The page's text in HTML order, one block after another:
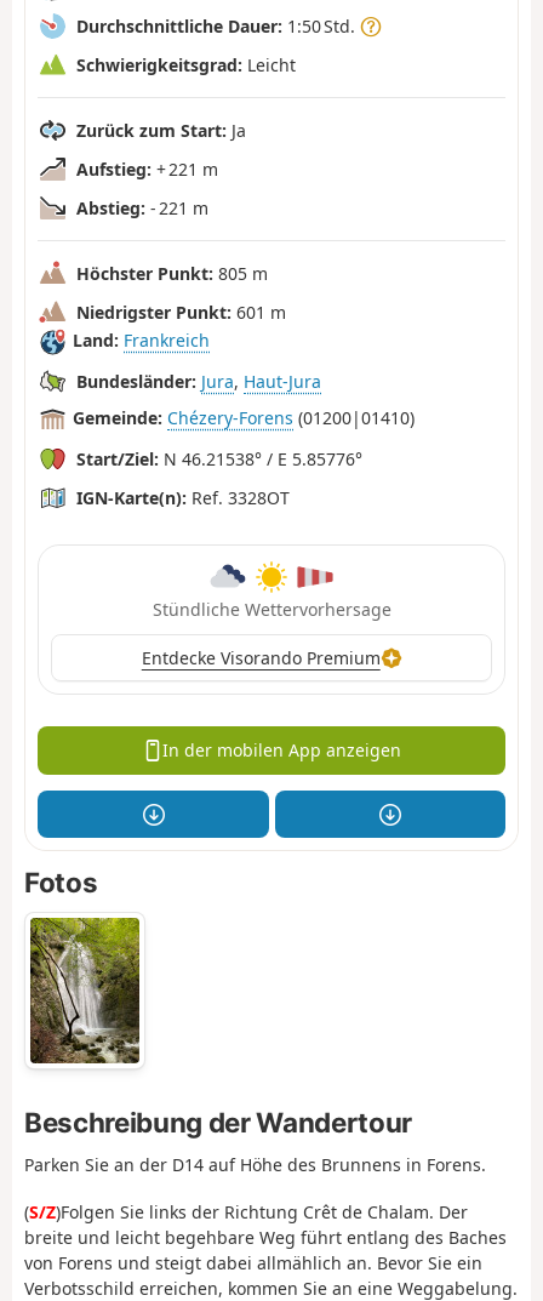
Durchschnittliche Dauer: 1:50 Std.
Schwierigkeitsgrad: Leicht
Zurück zum Start: Ja
Aufstieg: + 221 m
Abstieg: - 221 m
Höchster Punkt: 805 m
Niedrigster Punkt: 601 m
Land: Frankreich
Bundesländer: Jura, Haut-Jura
Gemeinde: Chézery-Forens (01200|01410)
Start/Ziel: N 46.21538° / E 5.85776°
IGN-Karte(n): Ref. 3328OT
Stündliche Wettervorhersage
Entdecke Visorando Premium
In der mobilen App anzeigen
Fotos
Beschreibung der Wandertour
Parken Sie an der D14 auf Höhe des Brunnens in Forens.
(S/Z)Folgen Sie links der Richtung Crêt de Chalam. Der
breite und leicht begehbare Weg führt entlang des Baches
von Forens und steigt dabei allmählich an. Bevor Sie ein
Verbotsschild erreichen, kommen Sie an eine Weggabelung.